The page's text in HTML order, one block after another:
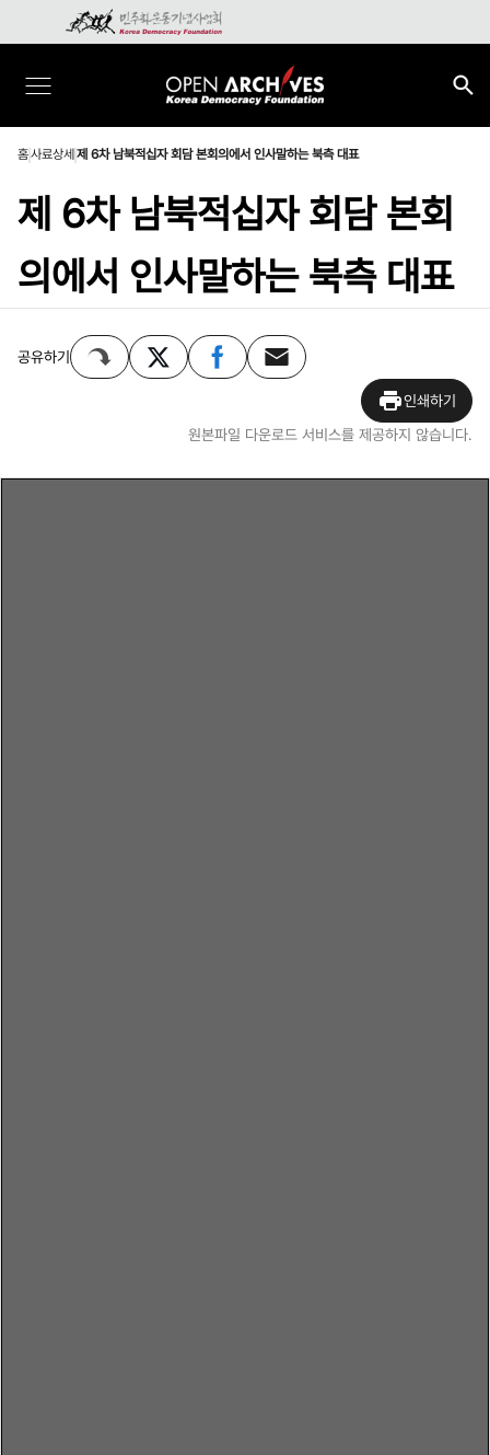
홈사료상세 제 6차 남북적십자 회담 본회의에서 인사말하는 북측 대표
제 6차 남북적십자 회담 본회
의에서 인사말하는 북측 대표
공유하기
인쇄하기
원본파일 다운로드 서비스를 제공하지 않습니다.